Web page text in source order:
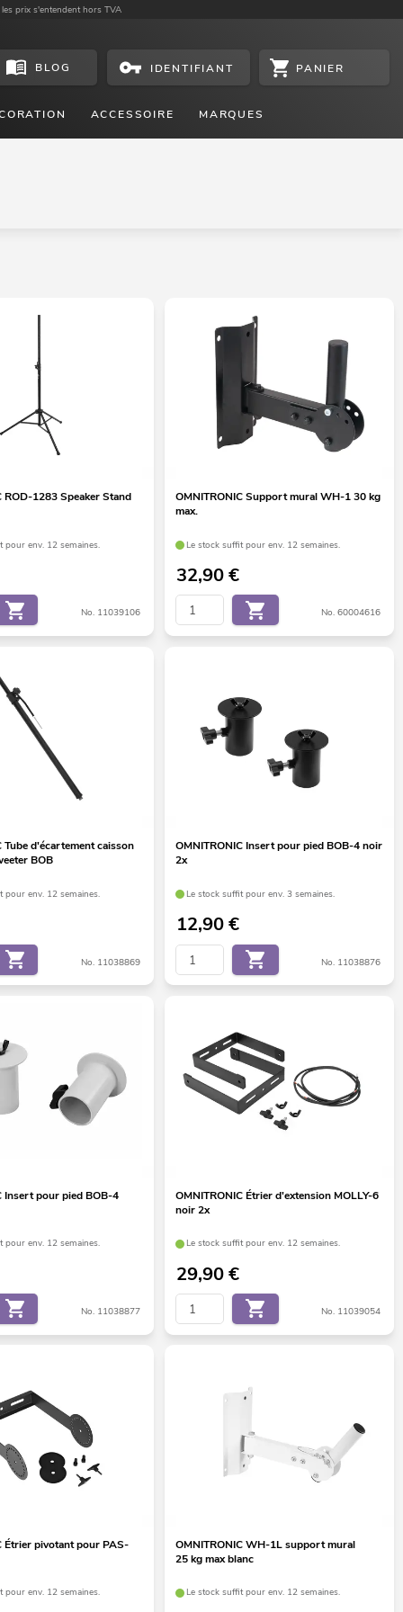
prix s'entendent hors TVA
BLOG IDENTIFIANT PANIER
ACCESSOIRE MARQUES
ROD-1283 Speaker Stand
pour env. 12 semaines.
No. 11039106
OMNITRONIC Support mural WH-1 30 kg
max.
Le stock suffit pour env. 12 semaines.
32,90€
No. 60004616
Tube d'écartement caisson
BOB
pour env. 12 semaines.
No. 11038869
OMNITRONIC Insert pour pied BOB-4 noir
2x
Le stock suffit pour env. 3 semaines.
12,90€
No. 11038876
Insert pour pied BOB-4
pour env. 12 semaines.
No. 11038877
OMNITRONIC Étrier d'extension MOLLY-6
noir 2x
Le stock suffit pour env. 12 semaines.
29,90€
No. 11039054
Étrier pivotant pour PAS-
pour env. 12 semaines.
OMNITRONIC WH-1L support mural
25 kg max blanc
Le stock suffit pour env. 12 semaines.